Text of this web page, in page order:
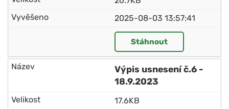
2025-08-03 13:57:41
Stáhnout
Výpis usnesení č.6 -
18.9.2023
17.6KB